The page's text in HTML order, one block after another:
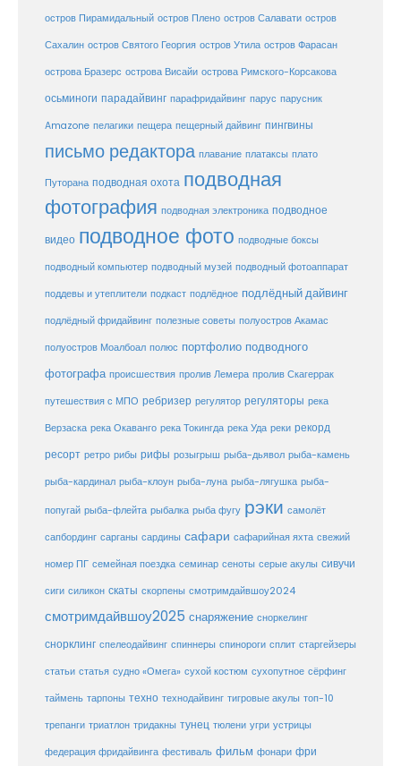
остров Пирамидальный остров Плено остров Салавати остров
Сахалин остров Святого Георгия остров Утила остров Фарасан
острова Бразерс острова Висайи острова Римского-Корсакова
осьминоги парадайвинг парафридайвинг парус парусник
Amazone пелагики пещера пещерный дайвинг пингвины
письмо редактора плавание платаксы плато
Путорана подводная охота подводная
фотография подводная электроника подводное
видео подводное фото подводные боксы
подводный компьютер подводный музей подводный фотоаппарат
поддевы и утеплители подкаст подлёдное подлёдный дайвинг
подлёдный фридайвинг полезные советы полуостров Акамас
полуостров Моалбоал полюс портфолио подводного
фотографа происшествия пролив Лемера пролив Скагеррак
путешествия с МПО ребризер регулятор регуляторы река
Верзаска река Окаванго река Токингда река Уда реки рекорд
ресорт ретро рибы рифы розыгрыш рыба-дьявол рыба-камень
рыба-кардинал рыба-клоун рыба-луна рыба-лягушка рыба-
попугай рыба-флейта рыбалка рыба фугу рэки самолёт
сапбординг сарганы сардины сафари сафарийная яхта свежий
номер ПГ семейная поездка семинар сеноты серые акулы сивучи
сиги силикон скаты скорпены смотримдайвшоу2024
смотримдайвшоу2025 снаряжение сноркелинг
снорклинг спелеодайвинг спиннеры спинороги сплит старгейзеры
статьи статья судно «Омега» сухой костюм сухопутное сёрфинг
таймень тарпоны техно технодайвинг тигровые акулы топ-10
трепанги триатлон тридакны тунец тюлени угри устрицы
федерация фридайвинга фестиваль фильм фонари фри